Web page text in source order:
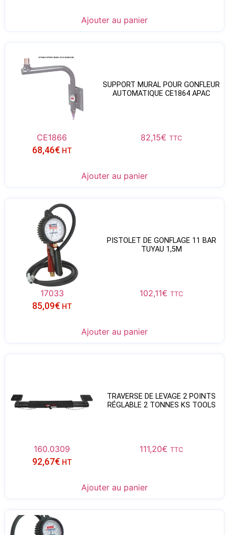
Ajouter au panier
SUPPORT MURAL POUR GONFLEUR
AUTOMATIQUE CE1864 APAC
CE1866 82,15€ TTC
68,46€ HT
Ajouter au panier
PISTOLET DE GONFLAGE 11 BAR
TUYAU 1,5M
17033 102,11€ TTC
85,09€ HT
Ajouter au panier
TRAVERSE DE LEVAGE 2 POINTS
RÉGLABLE 2 TONNES KS TOOLS
160.0309 111,20€ TTC
92,67€ HT
Ajouter au panier